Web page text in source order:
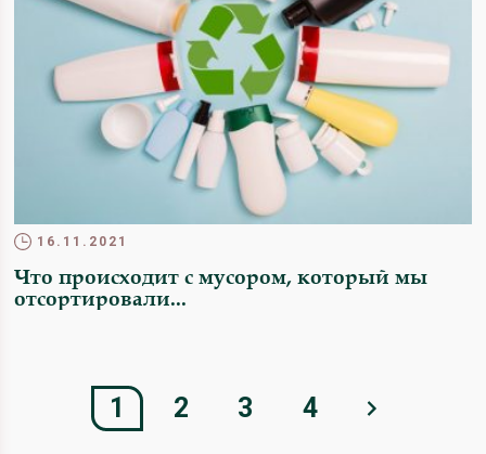
16.11.2021
Что происходит с мусором, который мы
отсортировали...
1 2 3 4